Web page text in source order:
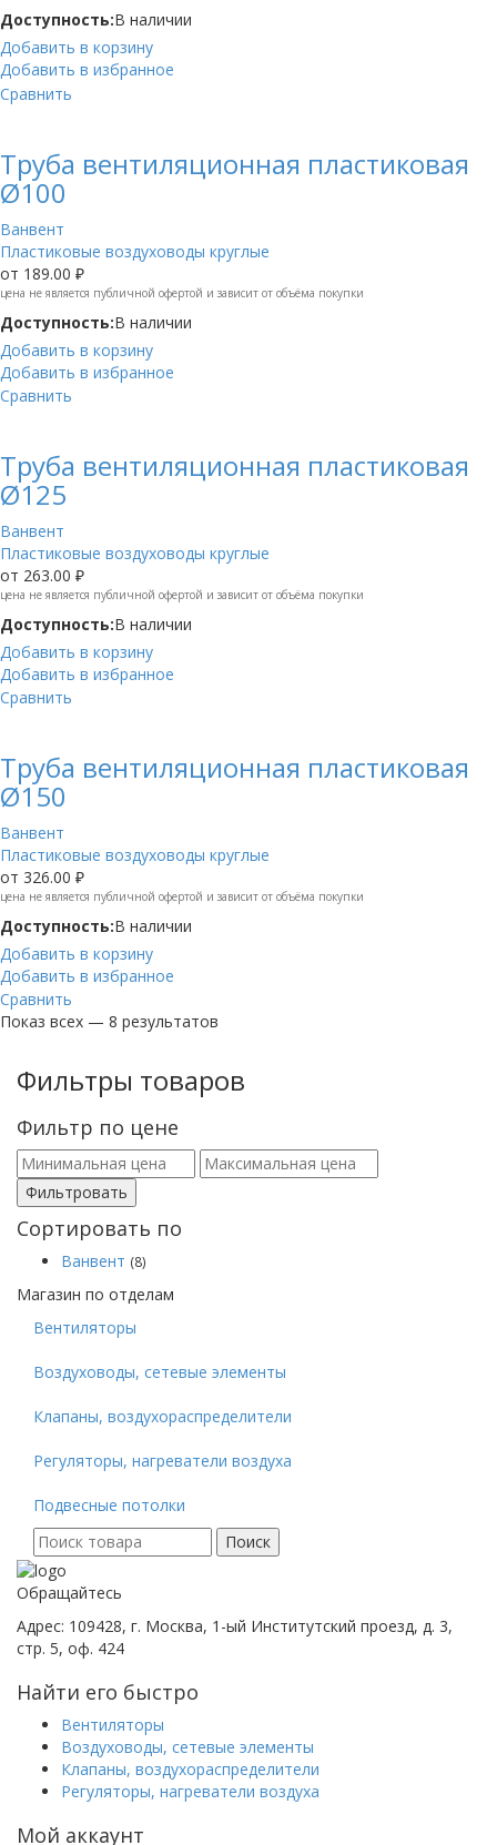
Доступность:В наличии
Добавить в корзину
Добавить в избранное
Сравнить
Труба вентиляционная пластиковая
Ø100
Ванвент
Пластиковые воздуховоды круглые
от 189.00 ₽
цена не является публичной офертой и зависит от объёма покупки
Доступность:В наличии
Добавить в корзину
Добавить в избранное
Сравнить
Труба вентиляционная пластиковая
Ø125
Ванвент
Пластиковые воздуховоды круглые
от 263.00 ₽
цена не является публичной офертой и зависит от объёма покупки
Доступность:В наличии
Добавить в корзину
Добавить в избранное
Сравнить
Труба вентиляционная пластиковая
Ø150
Ванвент
Пластиковые воздуховоды круглые
от 326.00 ₽
цена не является публичной офертой и зависит от объёма покупки
Доступность:В наличии
Добавить в корзину
Добавить в избранное
Сравнить
Показ всех — 8 результатов
Фильтры товаров
Фильтр по цене
Фильтровать
Сортировать по
Ванвент (8)
Магазин по отделам
Вентиляторы
Воздуховоды, сетевые элементы
Клапаны, воздухораспределители
Регуляторы, нагреватели воздуха
Подвесные потолки
Поиск
для:
Поиск
Обращайтесь
Адрес: 109428, г. Москва, 1-ый Институтский проезд, д. 3,
стр. 5, оф. 424
Найти его быстро
Вентиляторы
Воздуховоды, сетевые элементы
Клапаны, воздухораспределители
Регуляторы, нагреватели воздуха
Мой аккаунт